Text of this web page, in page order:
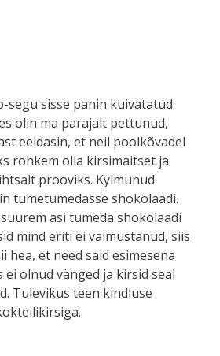
segu sisse panin kuivatatud
olin ma parajalt pettunud,
eeldasin, et neil poolkõvadel
rohkem olla kirsimaitset ja
prooviks. Kylmunud
tumetumedasse shokolaadi.
asi tumeda shokolaadi
mind eriti ei vaimustanud, siis
hea, et need said esimesena
ei olnud vänged ja kirsid seal
Tulevikus teen kindluse